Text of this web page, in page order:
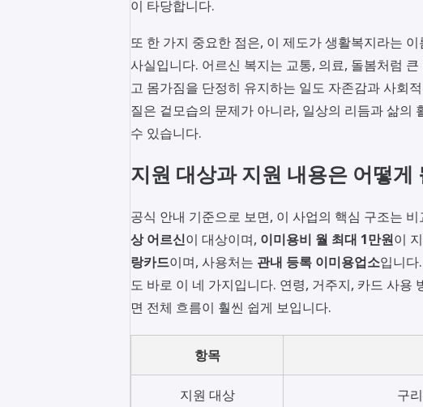
이 타당합니다.
또 한 가지 중요한 점은, 이 제도가 생활복지라는
사실입니다. 어르신 복지는 교통, 의료, 돌봄처럼
고 몸가짐을 단정히 유지하는 일도 자존감과 사회
질은 겉모습의 문제가 아니라, 일상의 리듬과 삶의
수 있습니다.
지원 대상과 지원 내용은 어떻게
공식 안내 기준으로 보면, 이 사업의 핵심 구조는
상 어르신이 대상이며, 이미용비 월 최대 1만원이
랑카드이며, 사용처는 관내 등록 이미용업소입니
도 바로 이 네 가지입니다. 연령, 거주지, 카드 사용
면 전체 흐름이 훨씬 쉽게 보입니다.
항목
지원 대상 구